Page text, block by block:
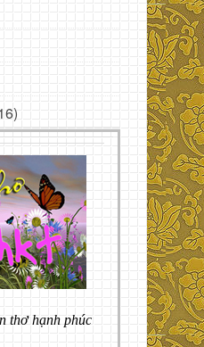
thơ hạnh phúc